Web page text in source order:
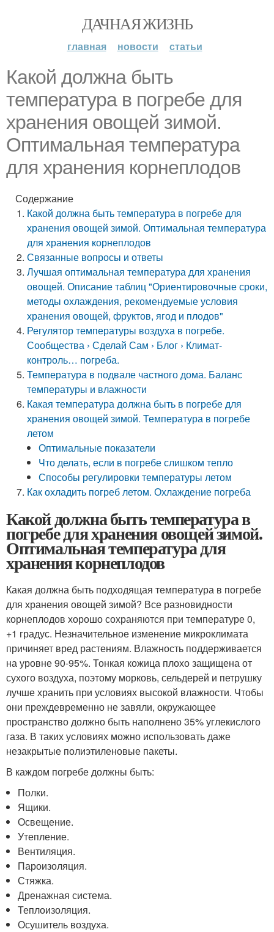
ДАЧНАЯ ЖИЗНЬ
главная новости статьи
Какой должна быть
температура в погребе для
хранения овощей зимой.
Оптимальная температура
для хранения корнеплодов
Содержание
Какой должна быть температура в погребе для
хранения овощей зимой. Оптимальная температура
для хранения корнеплодов
Связанные вопросы и ответы
Лучшая оптимальная температура для хранения
овощей. Описание таблиц "Ориентировочные сроки,
методы охлаждения, рекомендуемые условия
хранения овощей, фруктов, ягод и плодов"
Регулятор температуры воздуха в погребе.
Сообщества › Сделай Сам › Блог › Климат-
контроль… погреба.
Температура в подвале частного дома. Баланс
температуры и влажности
Какая температура должна быть в погребе для
хранения овощей зимой. Температура в погребе
летом
Оптимальные показатели
Что делать, если в погребе слишком тепло
Способы регулировки температуры летом
Как охладить погреб летом. Охлаждение погреба
Какой должна быть температура в
погребе для хранения овощей зимой.
Оптимальная температура для
хранения корнеплодов
Какая должна быть подходящая температура в погребе
для хранения овощей зимой? Все разновидности
корнеплодов хорошо сохраняются при температуре 0,
+1 градус. Незначительное изменение микроклимата
причиняет вред растениям. Влажность поддерживается
на уровне 90-95%. Тонкая кожица плохо защищена от
сухого воздуха, поэтому морковь, сельдерей и петрушку
лучше хранить при условиях высокой влажности. Чтобы
они преждевременно не завяли, окружающее
пространство должно быть наполнено 35% углекислого
газа. В таких условиях можно использовать даже
незакрытые полиэтиленовые пакеты.
В каждом погребе должны быть:
Полки.
Ящики.
Освещение.
Утепление.
Вентиляция.
Пароизоляция.
Стяжка.
Дренажная система.
Теплоизоляция.
Осушитель воздуха.